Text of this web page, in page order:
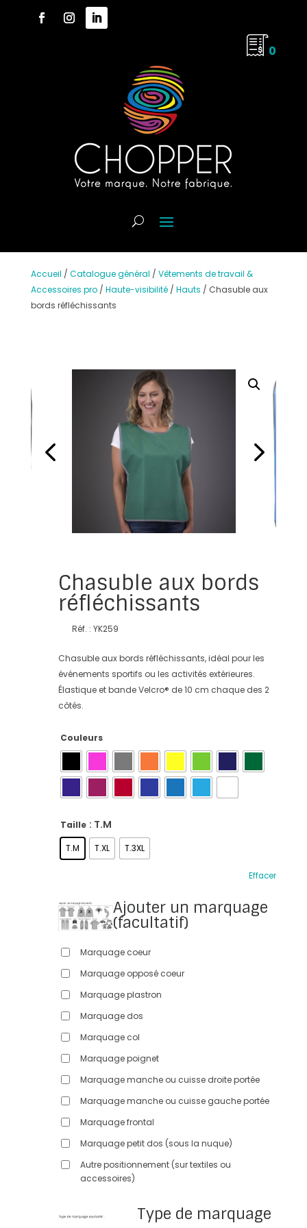
0
Accueil / Catalogue général / Vêtements de travail &
Accessoires pro/ Haute-visibilité/ Hauts / Chasuble aux
bords réfléchissants
Chasuble aux bords
réfléchissants
Réf. : YK259
Chasuble aux bords réfléchissants, idéal pour les
événements sportifs ou les activités extérieures.
Élastique et bande Velcro® de 10 cm chaque des 2
côtés.
Couleurs
Taille : T.M
T.M T.XL T.3XL
Effacer
Ajouter un marquage
(facultatif)
Marquage coeur
Marquage opposé coeur
Marquage plastron
Marquage dos
Marquage col
Marquage poignet
Marquage manche ou cuisse droite portée
Marquage manche ou cuisse gauche portée
Marquage frontal
Marquage petit dos (sous la nuque)
Autre positionnement (sur textiles ou
accessoires)
Type de marquage